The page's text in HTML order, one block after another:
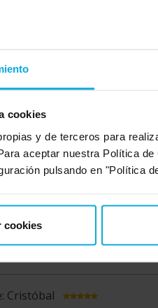
cookies
y de terceros para
aceptar nuestra Política
pulsando en "Política
cookies
Destacar la labor de
José
en: 18/03/2026
sobre esta oferta
Cristóbal